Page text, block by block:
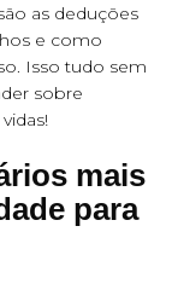
as deduções
e como
Isso tudo sem
sobre
mais
para